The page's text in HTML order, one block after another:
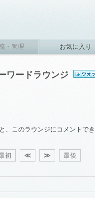
・管理 お気に入り
ワードラウンジ
、このラウンジにコメントで
初 ≪ ≫ 最後